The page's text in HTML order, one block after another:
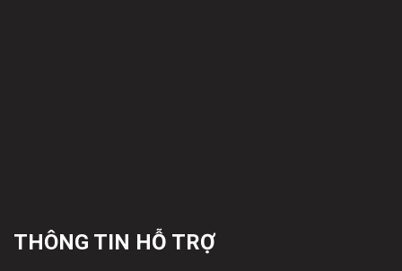
THÔNG TIN HỖ TRỢ